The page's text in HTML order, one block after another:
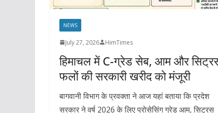
NEWS
July 27, 2026 HimTimes
हिमाचल में C-ग्रेड सेब, आम और
फलों की सरकारी खरीद को मंजूरी
बागवानी विभाग के प्रवक्ता ने आज यहां बताया कि प्रदेश
सरकार ने वर्ष 2026 के लिए प्रोसेसिंग ग्रेड आम, सिट्रस